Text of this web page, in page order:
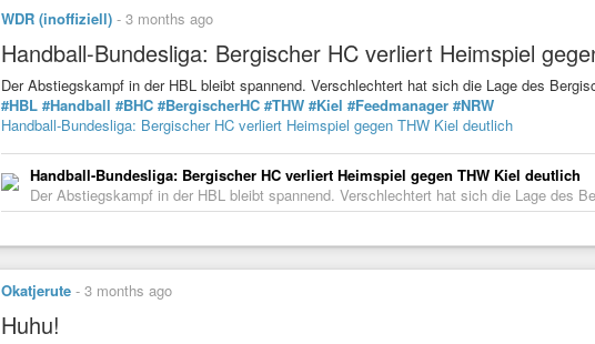
zweiten Platz.
WDR (inoffiziell) - 3 months ago
Handball-Bundesliga: Bergischer HC verliert Heimspiel
Der Abstiegskampf in der HBL bleibt spannend. Verschlechtert hat sich die Lage des
#HBL #Handball #BHC #BergischerHC #THW #Kiel #Feedmanager #NRW
Handball-Bundesliga: Bergischer HC verliert Heimspiel gegen THW Kiel deutlich
Handball-Bundesliga: Bergischer HC verliert Heimspiel gegen THW Kiel deutlich
Der Abstiegskampf in der HBL bleibt spannend. Verschlechtert hat sich die Lage des
Okatjerute - 3 months ago
Huhu!